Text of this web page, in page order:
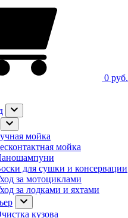
0 руб.
мойка
мойка
для сушки и консервации
за мотоциклами
за лодками и яхтами
кузова